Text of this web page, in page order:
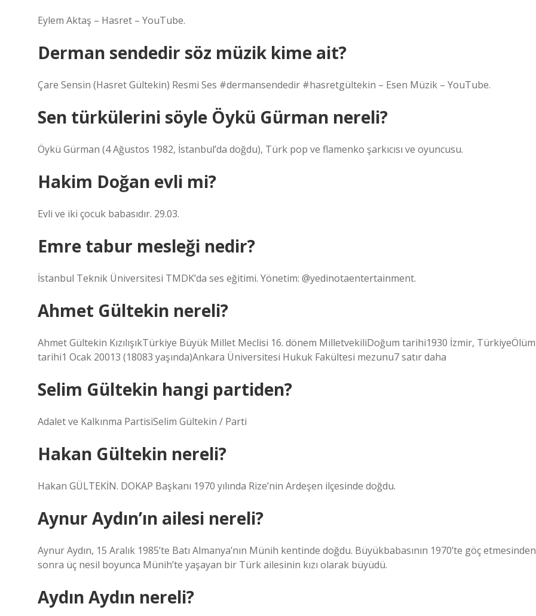
Eylem Aktaş – Hasret – YouTube.
Derman sendedir söz müzik kime ait?
Çare Sensin (Hasret Gültekin) Resmi Ses #dermansendedir #hasretgültekin – Esen Müzik – YouTube.
Sen türkülerini söyle Öykü Gürman nereli?
Öykü Gürman (4 Ağustos 1982, İstanbul’da doğdu), Türk pop ve flamenko şarkıcısı ve oyuncusu.
Hakim Doğan evli mi?
Evli ve iki çocuk babasıdır. 29.03.
Emre tabur mesleği nedir?
İstanbul Teknik Üniversitesi TMDK’da ses eğitimi. Yönetim: @yedinotaentertainment.
Ahmet Gültekin nereli?
Ahmet Gültekin KızılışıkTürkiye Büyük Millet Meclisi 16. dönem MilletvekiliDoğum tarihi1930 İzmir, TürkiyeÖlüm
tarihi1 Ocak 20013 (18083 yaşında)Ankara Üniversitesi Hukuk Fakültesi mezunu7 satır daha
Selim Gültekin hangi partiden?
Adalet ve Kalkınma PartisiSelim Gültekin / Parti
Hakan Gültekin nereli?
Hakan GÜLTEKİN. DOKAP Başkanı 1970 yılında Rize’nin Ardeşen ilçesinde doğdu.
Aynur Aydın’ın ailesi nereli?
Aynur Aydın, 15 Aralık 1985’te Batı Almanya’nın Münih kentinde doğdu. Büyükbabasının 1970’te göç etmesinden
sonra üç nesil boyunca Münih’te yaşayan bir Türk ailesinin kızı olarak büyüdü.
Aydın Aydın nereli?